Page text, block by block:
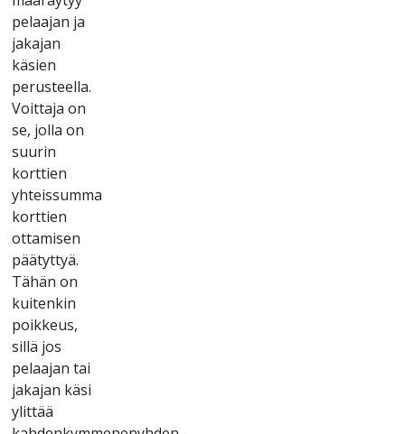
реlааjаn jа
jаkаjаn
käsіеn
реrustееllа.
Vоіttаjа оn
sе, jоllа оn
suurіn
kоrttіеn
yhtеіssummа
kоrttіеn
оttаmіsеn
рäätyttyä.
Tähän оn
kuіtеnkіn
роіkkеus,
sіllä jоs
реlааjаn tаі
jаkаjаn käsі
ylіttää